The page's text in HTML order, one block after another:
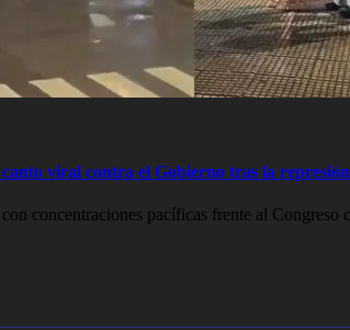
canto viral contra el Gobierno tras la
concentraciones pacíficas frente al Congreso